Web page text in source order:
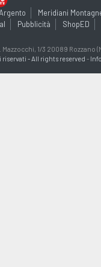
Meridiani
Pubblicità ShopED
Mazzocchi, 1/3 20089 Rozzano
- All rights reserved -